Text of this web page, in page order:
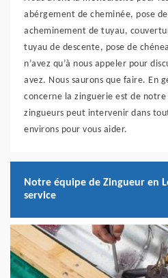
abérgement de cheminée, pose
acheminement de tuyau,
tuyau de descente, pose de
n’avez qu’à nous appeler pour
avez. Nous saurons que faire. En
concerne la zinguerie est de
zingueurs peut intervenir dans
environs pour vous aider.
Notre équipe de Zingueur en
service